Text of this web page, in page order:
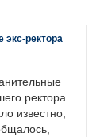
ректора
ректора
известно,